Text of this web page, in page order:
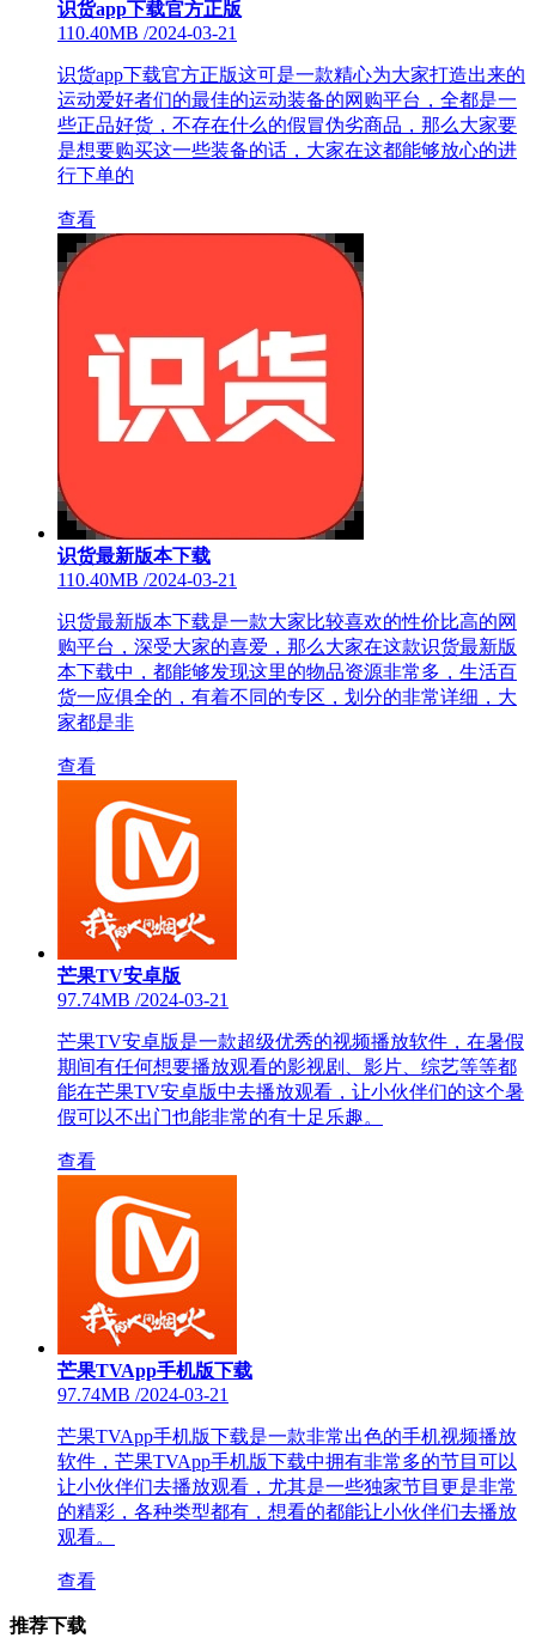
识货app下载官方正版
110.40MB /2024-03-21
识货app下载官方正版这可是一款精心为大家打造出来的
运动爱好者们的最佳的运动装备的网购平台，全都是一
些正品好货，不存在什么的假冒伪劣商品，那么大家要
是想要购买这一些装备的话，大家在这都能够放心的进
行下单的
查看
识货最新版本下载
110.40MB /2024-03-21
识货最新版本下载是一款大家比较喜欢的性价比高的网
购平台，深受大家的喜爱，那么大家在这款识货最新版
本下载中，都能够发现这里的物品资源非常多，生活百
货一应俱全的，有着不同的专区，划分的非常详细，大
家都是非
查看
芒果TV安卓版
97.74MB /2024-03-21
芒果TV安卓版是一款超级优秀的视频播放软件，在暑假
期间有任何想要播放观看的影视剧、影片、综艺等等都
能在芒果TV安卓版中去播放观看，让小伙伴们的这个暑
假可以不出门也能非常的有十足乐趣。
查看
芒果TVApp手机版下载
97.74MB /2024-03-21
芒果TVApp手机版下载是一款非常出色的手机视频播放
软件，芒果TVApp手机版下载中拥有非常多的节目可以
让小伙伴们去播放观看，尤其是一些独家节目更是非常
的精彩，各种类型都有，想看的都能让小伙伴们去播放
观看。
查看
推荐下载